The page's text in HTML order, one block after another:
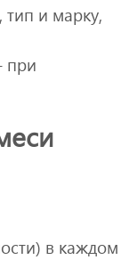
и марку,
при
в каждом